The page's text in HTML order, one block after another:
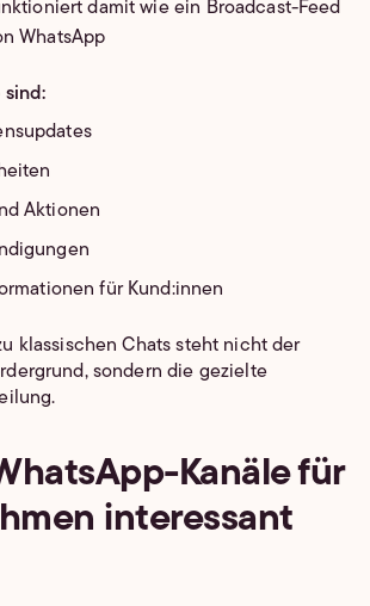
damit wie ein Broadcast-Feed
WhatsApp
Aktionen
für Kund:innen
klassischen Chats steht nicht der
sondern die gezielte
Kanäle für
interessant